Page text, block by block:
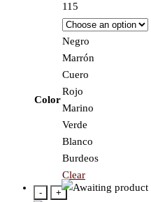
115
Color
Negro
Marrón
Cuero
Rojo
Marino
Verde
Blanco
Burdeos
Clear
- +